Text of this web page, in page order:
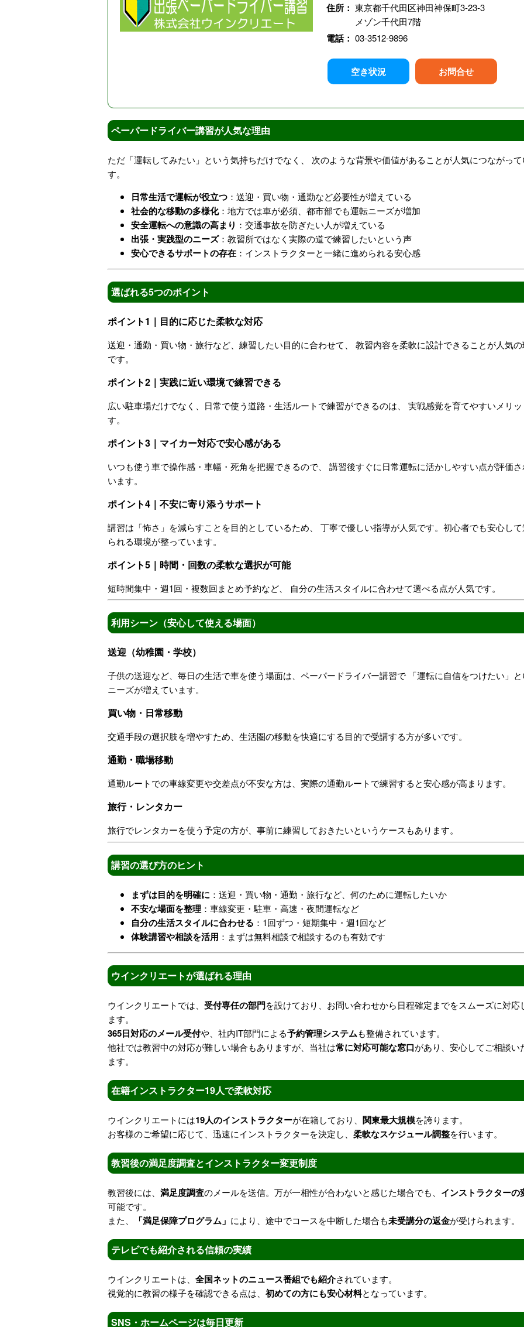
住所： 東京都千代田区神田神保町3-23-3
メゾン千代田7階
電話： 03-3512-9896
空き状況 お問合せ
ペーパードライバー講習が人気な理由
ただ「運転してみたい」という気持ちだけでなく、 次のような背景や価値があることが人気につながっ
す。
日常生活で運転が役立つ ：送迎・買い物・通勤など必要性が増えている
社会的な移動の多様化：地方では車が必須、都市部でも運転ニーズが増加
安全運転への意識の高まり ：交通事故を防ぎたい人が増えている
出張・実践型のニーズ：教習所ではなく実際の道で練習したいという声
安心できるサポートの存在 ：インストラクターと一緒に進められる安心感
選ばれる5つのポイント
ポイント1｜目的に応じた柔軟な対応
送迎・通勤・買い物・旅行など、練習したい目的に合わせて、 教習内容を柔軟に設計できることが人気
です。
ポイント2｜実践に近い環境で練習できる
広い駐車場だけでなく、日常で使う道路・生活ルートで練習ができるのは、 実戦感覚を育てやすいメリ
す。
ポイント3｜マイカー対応で安心感がある
いつも使う車で操作感・車幅・死角を把握できるので、 講習後すぐに日常運転に活かしやすい点が評価
います。
ポイント4｜不安に寄り添うサポート
講習は「怖さ」を減らすことを目的としているため、 丁寧で優しい指導が人気です。初心者でも安心し
られる環境が整っています。
ポイント5｜時間・回数の柔軟な選択が可能
短時間集中・週1回・複数回まとめ予約など、 自分の生活スタイルに合わせて選べる点が人気です。
利用シーン（安心して使える場面）
送迎（幼稚園・学校）
子供の送迎など、毎日の生活で車を使う場面は、ペーパードライバー講習で 「運転に自信をつけたい」
ニーズが増えています。
買い物・日常移動
交通手段の選択肢を増やすため、生活圏の移動を快適にする目的で受講する方が多いです。
通勤・職場移動
通勤ルートでの車線変更や交差点が不安な方は、実際の通勤ルートで練習すると安心感が高まります。
旅行・レンタカー
旅行でレンタカーを使う予定の方が、事前に練習しておきたいというケースもあります。
講習の選び方のヒント
まずは目的を明確に ：送迎・買い物・通勤・旅行など、何のために運転したいか
不安な場面を整理 ：車線変更・駐車・高速・夜間運転など
自分の生活スタイルに合わせる ：1回ずつ・短期集中・週1回など
体験講習や相談を活用 ：まずは無料相談で相談するのも有効です
ウインクリエートが選ばれる理由
ウインクリエートでは、 受付専任の部門を設けており、お問い合わせから日程確定までをスムーズに対応
ます。
365日対応のメール受付や、社内IT部門による予約管理システムも整備されています。
他社では教習中の対応が難しい場合もありますが、当社は常に対応可能な窓口があり、安心してご相談い
ます。
在籍インストラクター19人で柔軟対応
ウインクリエートには19人のインストラクターが在籍しており、 関東最大規模を誇ります。
お客様のご希望に応じて、迅速にインストラクターを決定し、 柔軟なスケジュール調整を行います。
教習後の満足度調査とインストラクター変更制度
教習後には、 満足度調査のメールを送信。万が一相性が合わないと感じた場合でも、 インストラクターの
可能です。
また、
「満足保障プログラム」 により、途中でコースを中断した場合も未受講分の返金が受けられます。
テレビでも紹介される信頼の実績
ウインクリエートは、 全国ネットのニュース番組でも紹介されています。
視覚的に教習の様子を確認できる点は、 初めての方にも安心材料となっています。
SNS・ホームページは毎日更新